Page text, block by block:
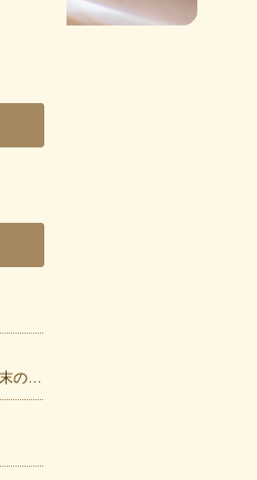
訪問看護ステーションより年末のご挨拶